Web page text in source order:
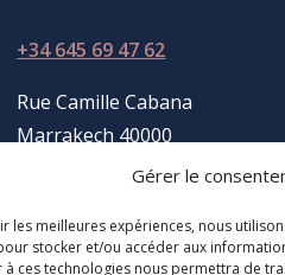
Gérer le
les meilleures expériences, nous
stocker et/ou accéder aux
à ces technologies nous permettra de
+34 645 69 47 62
Rue Camille Cabana
Marrakech 40000